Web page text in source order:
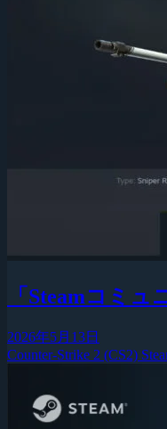
「Steamコミ
2026年5月13日
Counter-Strike 2 (CS2)